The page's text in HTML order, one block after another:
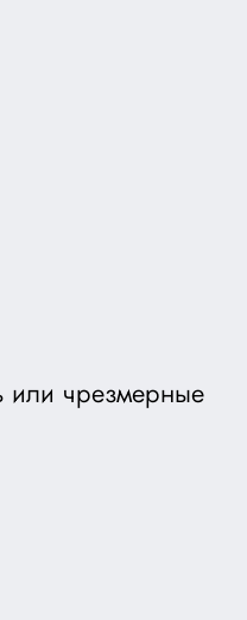
или чрезмерные